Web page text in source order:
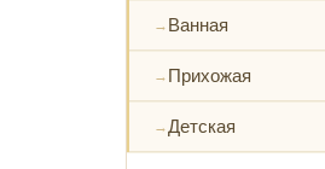
Ванная
Прихожая
Детская